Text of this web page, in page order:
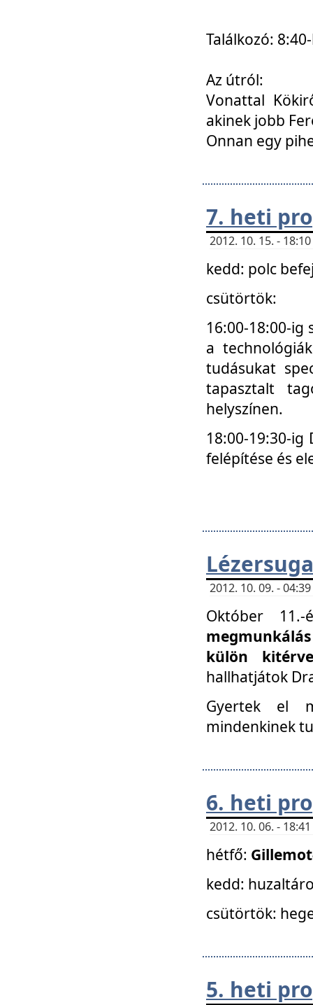
Találkozó:
Az útról:
Vonattal
akinek jobb
Onnan egy
7. heti
2012. 10. 15. -
kedd: polc
csütörtök:
16:00-18:00-
a
tudásukat
tapasztalt
helyszínen.
18:00-19:30-
felépítése és
2012. 10. 09. -
Október
külön
hallhatjátok
Gyertek el
mindenkinek
6. heti
2012. 10. 06. -
hétfő:
kedd:
csütörtök:
5. heti